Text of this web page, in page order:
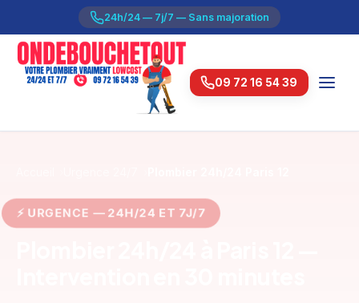
24h/24 — 7j/7 — Sans majoration
09 72 16 54 39
⚡ URGENCE — 24H/24 ET 7J/7